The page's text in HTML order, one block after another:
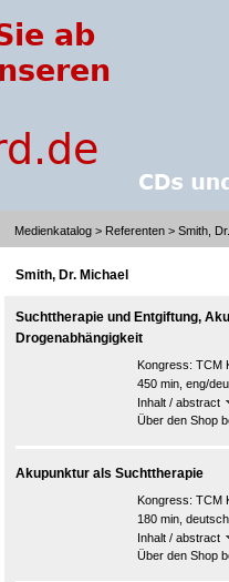
Medienkatalog > Referenten > Smith,
Smith, Dr. Michael
Suchttherapie und Entgiftung,
Drogenabhängigkeit
Kongress: TCM
450 min, eng/deu
Inhalt / abstract
Über den Shop
Akupunktur als Suchttherapie
Kongress: TCM
180 min, deutsch
Inhalt / abstract
Über den Shop